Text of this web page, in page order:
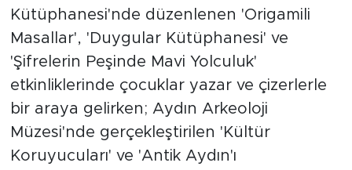
Kütüphanesi'nde düzenlenen 'Origamili
Masallar', 'Duygular Kütüphanesi' ve
'Şifrelerin Peşinde Mavi Yolculuk'
etkinliklerinde çocuklar yazar ve çizerlerle
bir araya gelirken; Aydın Arkeoloji
Müzesi'nde gerçekleştirilen 'Kültür
Koruyucuları' ve 'Antik Aydın'ı